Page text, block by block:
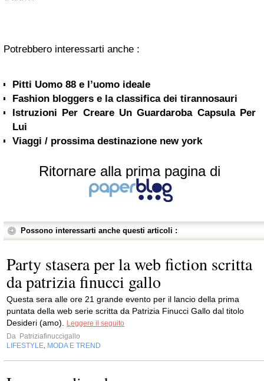
Potrebbero interessarti anche :
Pitti Uomo 88 e l’uomo ideale
Fashion bloggers e la classifica dei tirannosauri
Istruzioni Per Creare Un Guardaroba Capsula Per
Lui
Viaggi / prossima destinazione new york
Ritornare alla prima pagina di
Possono interessarti anche questi articoli :
Party stasera per la web fiction scritta
da patrizia finucci gallo
Questa sera alle ore 21 grande evento per il lancio della prima
puntata della web serie scritta da Patrizia Finucci Gallo dal titolo
Desideri (amo).
Leggere il seguito
Da Patriziafinuccigallo
LIFESTYLE MODA E TREND